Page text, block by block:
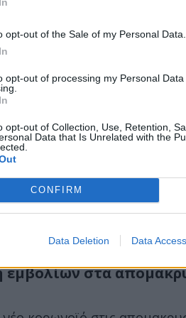
opt-out of the Sale of my Personal Data.
opt-out of processing my Personal
opt-out of Collection, Use, Retention,
Data that Is Unrelated with the
CONFIRM
Data Deletion Data Access
του Ομίλου
Prock νέο πρόεδρο του
εμβολίων στα